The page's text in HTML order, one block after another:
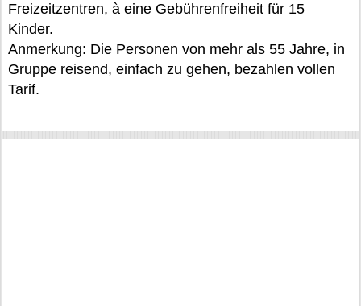
Freizeitzentren, à eine Gebührenfreiheit für 15
Kinder.
Anmerkung: Die Personen von mehr als 55 Jahre, in
Gruppe reisend, einfach zu gehen, bezahlen vollen
Tarif.